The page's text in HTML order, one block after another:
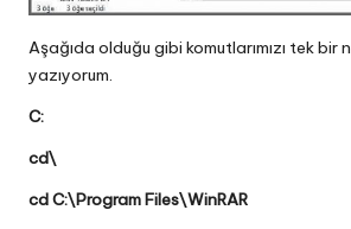
Aşağıda olduğu gibi komutlarımızı tek
yazıyorum.
C:
cd\
cd C:\Program Files\WinRAR